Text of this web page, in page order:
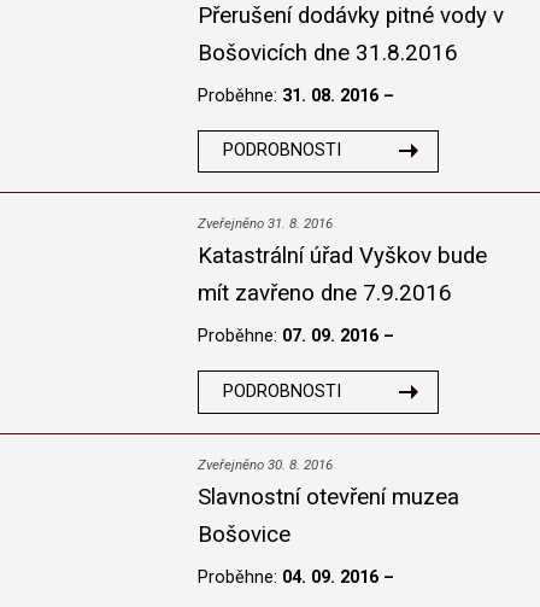
Přerušení dodávky pitné vody v
Bošovicích dne 31.8.2016
Proběhne: 31. 08. 2016 –
PODROBNOSTI
Zveřejněno 31. 8. 2016
Katastrální úřad Vyškov bude
mít zavřeno dne 7.9.2016
Proběhne: 07. 09. 2016 –
PODROBNOSTI
Zveřejněno 30. 8. 2016
Slavnostní otevření muzea
Bošovice
Proběhne: 04. 09. 2016 –